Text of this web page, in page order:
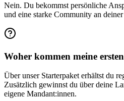
Nein. Du bekommst persönliche
und eine starke Community an deiner
Woher kommen meine
Über unser Starterpaket erhältst du
Zusätzlich gewinnst du über deine
eigene Mandant:innen.